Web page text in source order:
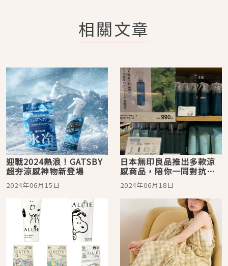
相關文章
迎戰2024熱浪！GATSBY
超夯涼感神物新登場
2024年06月15日
日本無印良品推出多款涼
感商品，陪你一同對抗酷
暑！
2024年06月18日